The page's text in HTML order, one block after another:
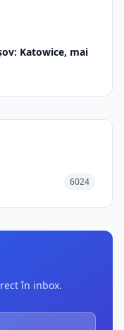
Katowice, mai
6024
în inbox.